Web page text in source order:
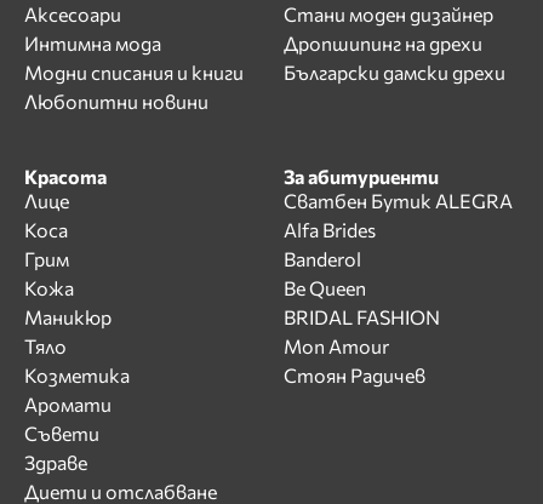
Аксесоари
Интимна мода
Модни списания и книги
Любопитни новини
Стани моден дизайнер
Дропшипинг на дрехи
Български дамски дрехи
Красота
Лице
Коса
Грим
Кожа
Маникюр
Тяло
Козметика
Аромати
Съвети
Здраве
Диети и отслабване
За абитуриенти
Сватбен Бутик ALEGRA
Alfa Brides
Banderol
Be Queen
BRIDAL FASHION
Mon Amour
Стоян Радичев